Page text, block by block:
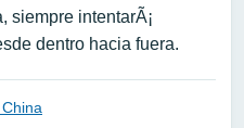
siempre intentarÃ¡
dentro hacia fuera.